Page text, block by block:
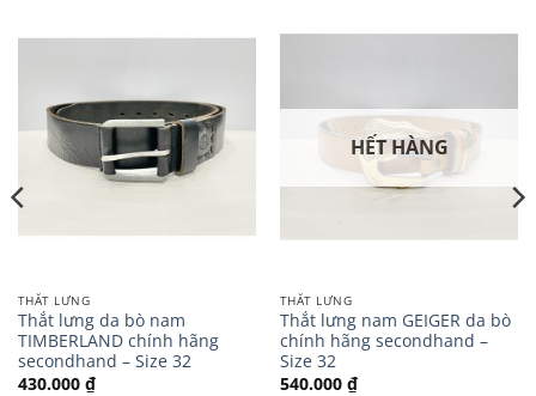
THẮT LƯNG
Thắt lưng da bò nam
TIMBERLAND chính hãng
secondhand – Size 32
430.000 ₫
HẾT HÀNG
THẮT LƯNG
Thắt lưng nam GEIGER da bò
chính hãng secondhand –
Size 32
540.000 ₫